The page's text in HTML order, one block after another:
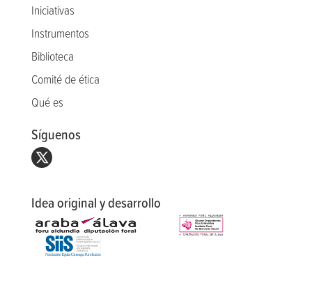
Iniciativas
Instrumentos
Biblioteca
Comité de ética
Qué es
Síguenos
Idea original y desarrollo